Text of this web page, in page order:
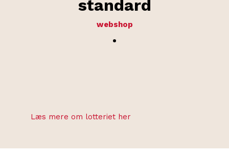
standard
webshop
.
Læs mere om lotteriet her